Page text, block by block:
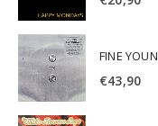
€43,90